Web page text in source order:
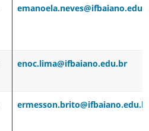
enoc.lima@ifbaiano.edu.br